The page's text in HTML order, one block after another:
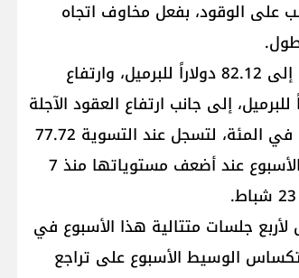
على الوقود، بفعل مخاوف اتجاه
وعلى الرغم من ارتفاع العقود الآجلة لخام برنت تسليم تموز 76 سنتاً إلى 82.12 دولاراً للبرميل، وارتفاع
تسليم آب الأكثر تداولاً بنحو 73 سنتاً إلى 81.84 دولاراً للبرميل، إلى جانب ارتفاع العقود الآجلة
لخام غرب تكساس الوسيط الأميركي بنحو 85 سنتا، أو ما يعادل 1.1 في المئة، لتسجل عند التسوية 77.72
دولاراً للبرميل غير أن العقود الآجلة لخام برنت أنهت تداولاتها لهذا الأسبوع عند أضعف مستوياتها منذ 7
وكان قد انخفض لأربع جلسات متتالية هذا الأسبوع في
الوسيط الأسبوع على تراجع